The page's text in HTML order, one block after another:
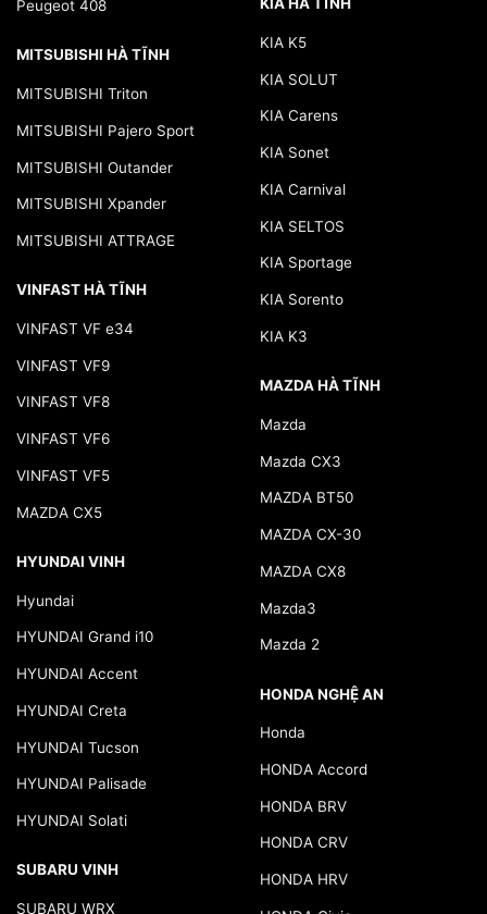
Peugeot 408
MITSUBISHI HÀ TĨNH
MITSUBISHI Triton
MITSUBISHI Pajero Sport
MITSUBISHI Outander
MITSUBISHI Xpander
MITSUBISHI ATTRAGE
VINFAST HÀ TĨNH
VINFAST VF e34
VINFAST VF9
VINFAST VF8
VINFAST VF6
VINFAST VF5
MAZDA CX5
HYUNDAI VINH
Hyundai
HYUNDAI Grand i10
HYUNDAI Accent
HYUNDAI Creta
HYUNDAI Tucson
HYUNDAI Palisade
HYUNDAI Solati
SUBARU VINH
SUBARU WRX
KIA HÀ TĨNH
KIA K5
KIA SOLUT
KIA Carens
KIA Sonet
KIA Carnival
KIA SELTOS
KIA Sportage
KIA Sorento
KIA K3
MAZDA HÀ TĨNH
Mazda
Mazda CX3
MAZDA BT50
MAZDA CX-30
MAZDA CX8
Mazda3
Mazda 2
HONDA NGHỆ AN
Honda
HONDA Accord
HONDA BRV
HONDA CRV
HONDA HRV